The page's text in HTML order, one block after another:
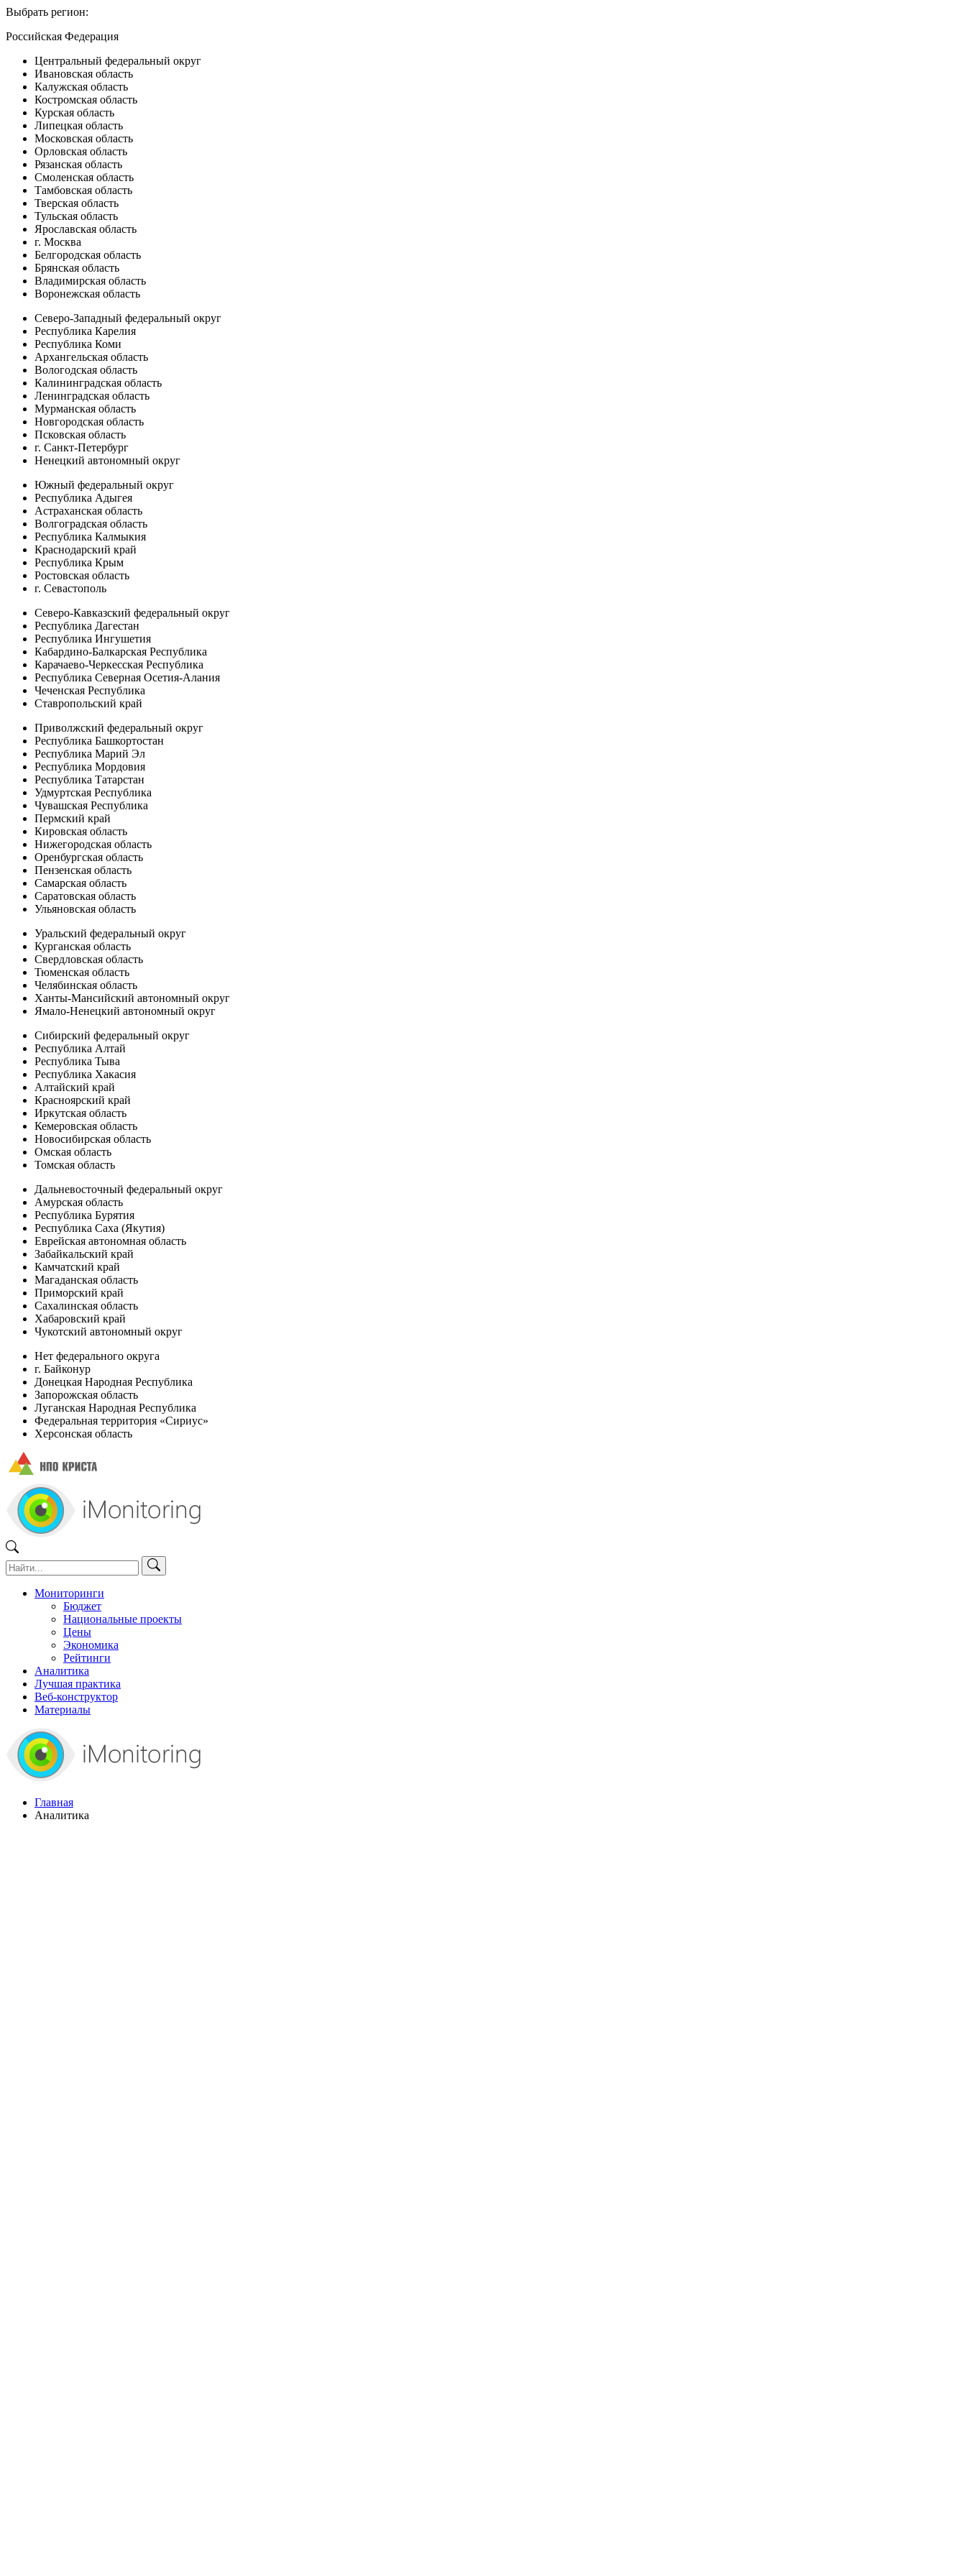
Выбрать регион:
Российская Федерация
Центральный федеральный округ
Ивановская область
Калужская область
Костромская область
Курская область
Липецкая область
Московская область
Орловская область
Рязанская область
Смоленская область
Тамбовская область
Тверская область
Тульская область
Ярославская область
г. Москва
Белгородская область
Брянская область
Владимирская область
Воронежская область
Северо-Западный федеральный округ
Республика Карелия
Республика Коми
Архангельская область
Вологодская область
Калининградская область
Ленинградская область
Мурманская область
Новгородская область
Псковская область
г. Санкт-Петербург
Ненецкий автономный округ
Южный федеральный округ
Республика Адыгея
Астраханская область
Волгоградская область
Республика Калмыкия
Краснодарский край
Республика Крым
Ростовская область
г. Севастополь
Северо-Кавказский федеральный округ
Республика Дагестан
Республика Ингушетия
Кабардино-Балкарская Республика
Карачаево-Черкесская Республика
Республика Северная Осетия-Алания
Чеченская Республика
Ставропольский край
Приволжский федеральный округ
Республика Башкортостан
Республика Марий Эл
Республика Мордовия
Республика Татарстан
Удмуртская Республика
Чувашская Республика
Пермский край
Кировская область
Нижегородская область
Оренбургская область
Пензенская область
Самарская область
Саратовская область
Ульяновская область
Уральский федеральный округ
Курганская область
Свердловская область
Тюменская область
Челябинская область
Ханты-Мансийский автономный округ
Ямало-Ненецкий автономный округ
Сибирский федеральный округ
Республика Алтай
Республика Тыва
Республика Хакасия
Алтайский край
Красноярский край
Иркутская область
Кемеровская область
Новосибирская область
Омская область
Томская область
Дальневосточный федеральный округ
Амурская область
Республика Бурятия
Республика Саха (Якутия)
Еврейская автономная область
Забайкальский край
Камчатский край
Магаданская область
Приморский край
Сахалинская область
Хабаровский край
Чукотский автономный округ
Нет федерального округа
г. Байконур
Донецкая Народная Республика
Запорожская область
Луганская Народная Республика
Федеральная территория «Сириус»
Херсонская область
Мониторинги
Бюджет
Национальные проекты
Цены
Экономика
Рейтинги
Аналитика
Лучшая практика
Веб-конструктор
Материалы
Главная
Аналитика